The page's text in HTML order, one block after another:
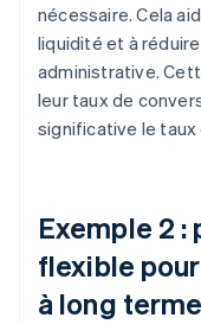
nécessaire. Cela
liquidité et à
administrative.
leur taux de
significative le taux
Exemple 2
flexible
à long terme